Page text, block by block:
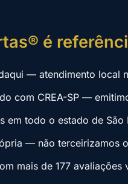
é
— atendimento local
com CREA-SP —
em todo o estado de São
— não terceirizamos
mais de 177 avaliações